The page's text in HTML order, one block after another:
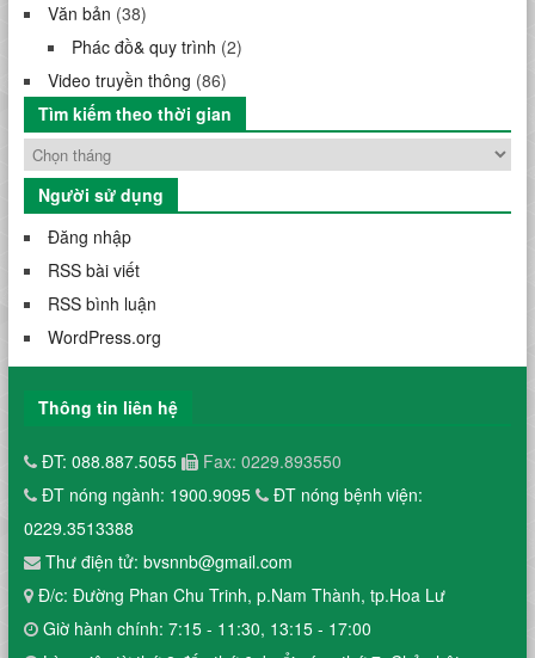
Văn bản (38)
Phác đồ& quy trình (2)
Video truyền thông (86)
Tìm kiếm theo thời gian
Người sử dụng
Đăng nhập
RSS bài viết
RSS bình luận
WordPress.org
Thông tin liên hệ
ĐT: 088.887.5055
Fax: 0229.893550
ĐT nóng ngành: 1900.9095
ĐT nóng bệnh viện:
0229.3513388
Thư điện tử: bvsnnb@gmail.com
Đ/c: Đường Phan Chu Trinh, p.Nam Thành, tp.Hoa Lư
Giờ hành chính: 7:15 - 11:30, 13:15 - 17:00